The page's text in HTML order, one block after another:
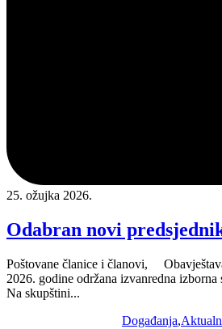
25. ožujka 2026.
Odabran novi
Poštovane članice i članovi,
2026. godine održana izvanredna izborna
Na skupštini...
Događanja,